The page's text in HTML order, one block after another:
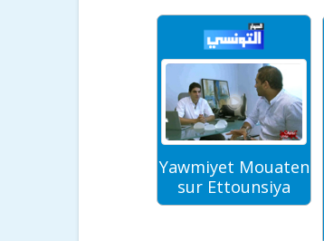
Yawmiyet Mouaten
sur Ettounsiya